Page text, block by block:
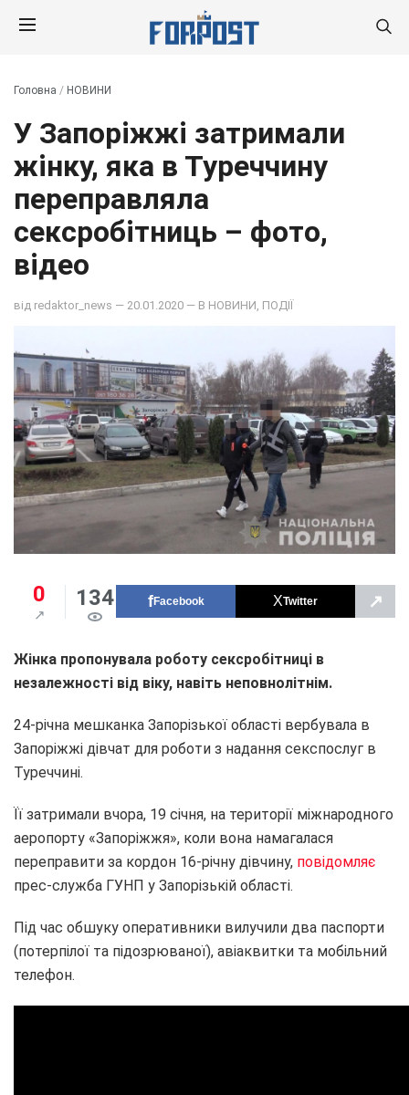
Головна / НОВИНИ
У Запоріжжі затримали
жінку, яка в Туреччину
переправляла
сексробітниць – фото,
відео
від redaktor_news — 20.01.2020 — В НОВИНИ ПОДІЇ
0 134 Facebook Twitter ↗
Жінка пропонувала роботу сексробітниці в
незалежності від віку, навіть неповнолітнім.
24-річна мешканка Запорізької області вербувала в
Запоріжжі дівчат для роботи з надання секспослуг в
Туреччині.
Її затримали вчора, 19 січня, на території міжнародного
аеропорту «Запоріжжя», коли вона намагалася
переправити за кордон 16-річну дівчину, повідомляє
прес-служба ГУНП у Запорізькій області.
Під час обшуку оперативники вилучили два паспорти
(потерпілої та підозрюваної), авіаквитки та мобільний
телефон.